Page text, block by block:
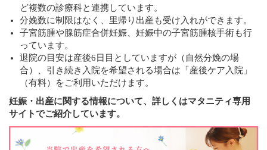
ど複数の診療科と連携しています。
分娩数に制限はなく、里帰り出産も受け入れができます。
子宮筋腫や腺筋症合併妊娠、妊娠中の子宮筋腫核手術も行
っています。
退院の目安は産後6日目としていますが（自然分娩の場
合）、引き続き入院を希望される場合は「産後ケア入院」
（有料）をご利用いただけます。
妊娠・出産に関する情報について、詳しくはマタニティ専用
サイトでご紹介しています。